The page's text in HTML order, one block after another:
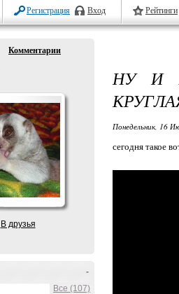
Регистрация Вход Рейтинги
Комментарии
В друзья
-
Все (107)
НУ И
Понедельник, 16
сегодня такое